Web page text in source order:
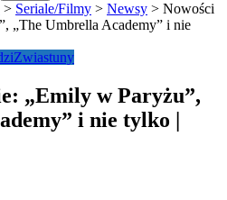
> Seriale/Filmy > Newsy > Nowości
„The Umbrella Academy” i nie
Zwiastuny
„Emily w Paryżu”,
i nie tylko |